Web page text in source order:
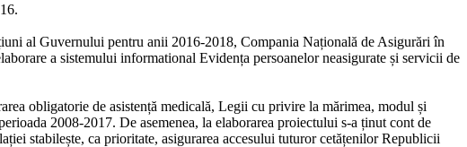
al Guvernului pentru anii 2016-2018, Compania Națională de Asigurări în
a sistemului informational Evidența persoanelor neasigurate și servicii de
obligatorie de asistență medicală, Legii cu privire la mărimea, modul și
2008-2017. De asemenea, la elaborarea proiectului s-a ținut cont de
stabilește, ca prioritate, asigurarea accesului tuturor cetățenilor Republicii